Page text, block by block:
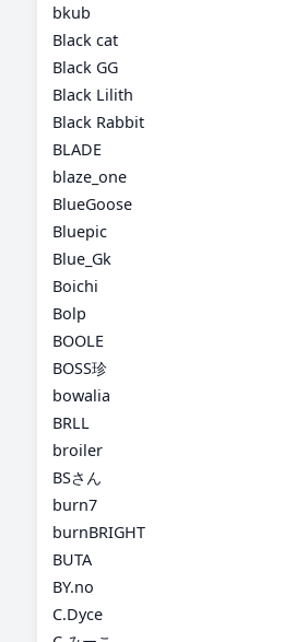
bkub
Black cat
Black GG
Black Lilith
Black Rabbit
BLADE
blaze_one
BlueGoose
Bluepic
Blue_Gk
Boichi
Bolp
BOOLE
BOSS珍
bowalia
BRLL
broiler
BSさん
burn7
burnBRIGHT
BUTA
BY.no
C.Dyce